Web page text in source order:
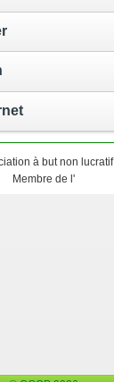
à but non lucratif
Membre de l'